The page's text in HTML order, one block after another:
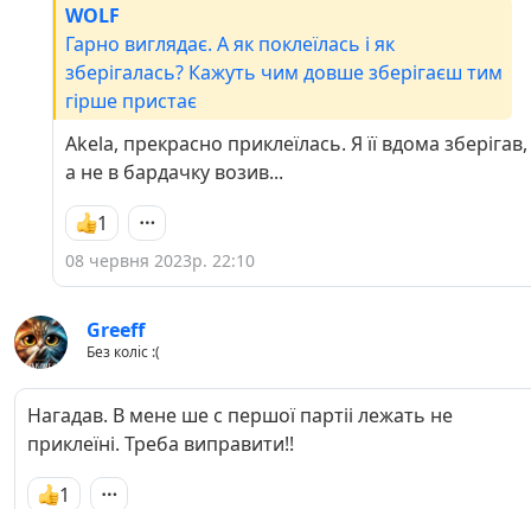
WOLF
Гарно виглядає. А як поклеїлась і як
зберігалась? Кажуть чим довше зберігаєш тим
гірше пристає
Akela, прекрасно приклеїлась. Я її вдома зберігав,
а не в бардачку возив...
1
08 червня 2023р. 22:10
Greeff
Без коліс :(
Нагадав. В мене ше с першої партіі лежать не
приклеїні. Треба виправити!!
1